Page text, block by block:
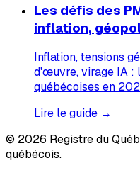
Les défis des
inflation,
Inflation, tensions
d'œuvre, virage IA :
québécoises en
Lire le guide →
© 2026 Registre du
québécois.